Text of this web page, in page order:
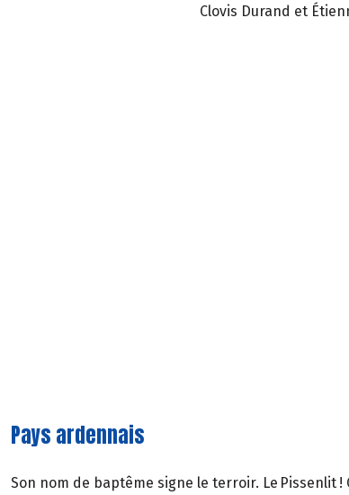
Clovis Durand et
Pays ardennais
Son nom de baptême signe le terroir. Le Pissenlit